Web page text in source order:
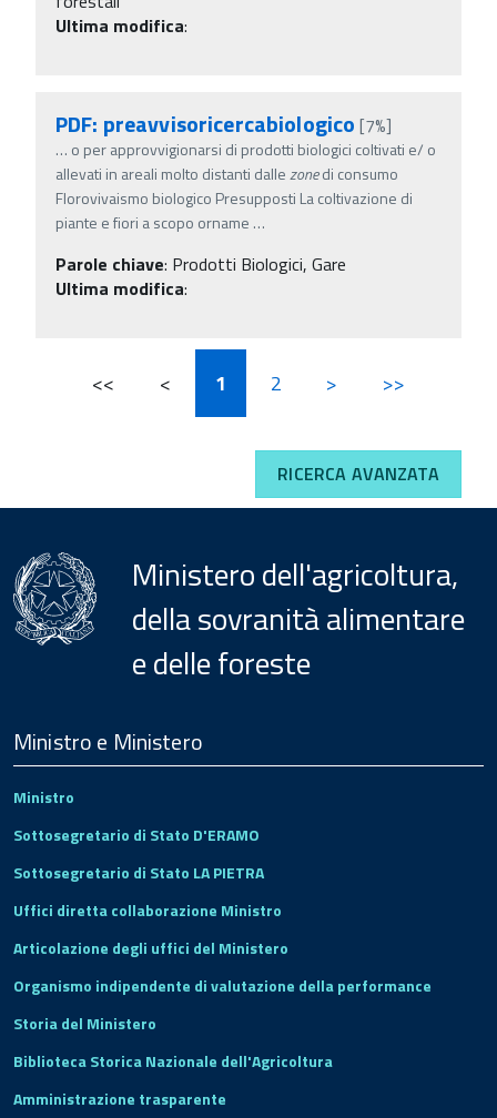
Ultima modifica:
PDF: preavvisoricercabiologico [7%]
… o per approvvigionarsi di prodotti biologici coltivati e/ o
allevati in areali molto distanti dallezonedi consumo
Florovivaismo biologico Presupposti La coltivazione di
piante e fiori a scopo orname …
Parole chiave: Prodotti Biologici, Gare
Ultima modifica:
<< < 1 2 > >>
RICERCA AVANZATA
Ministero dell'agricoltura,
della sovranità alimentare
e delle foreste
Footer
Ministro e Ministero
Ministro
Sottosegretario di Stato D'ERAMO
Sottosegretario di Stato LA PIETRA
Uffici diretta collaborazione Ministro
Articolazione degli uffici del Ministero
Organismo indipendente di valutazione della performance
Storia del Ministero
Biblioteca Storica Nazionale dell'Agricoltura
Amministrazione trasparente